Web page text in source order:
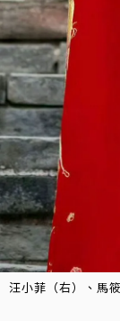
汪小菲（右）、馬